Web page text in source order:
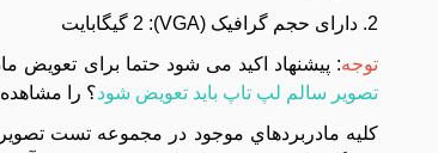
2. دارای حجم گرافیک (VGA): 2 گیگابایت
توجه: پیشنهاد اکید می شود حتما برای تعویض
تصویر سالم لپ تاپ باید تعویض شود؟ را مشاهده